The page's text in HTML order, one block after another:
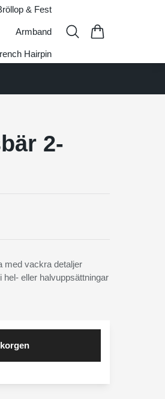
& Fest
Armband
Hairpin
2-
med vackra detaljer
eller halvuppsättningar